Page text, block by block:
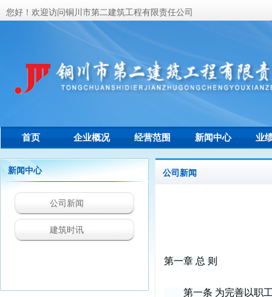
首页 企业概况 经营范围 新闻中心 业
您好！欢迎访问铜川市第二建筑工程有限责任公司
第一章 总 则
第一条 为完善以职工
联系我们
公司新闻
新闻中心
公司新闻
建筑时讯